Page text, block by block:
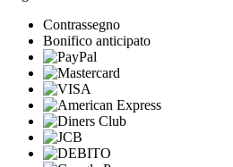
Contrassegno
Bonifico anticipato